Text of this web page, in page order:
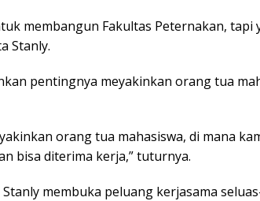
membangun Fakultas Peternakan, tapi
Stanly.
pentingnya meyakinkan orang tua
orang tua mahasiswa, di mana
bisa diterima kerja,” tuturnya.
membuka peluang kerjasama